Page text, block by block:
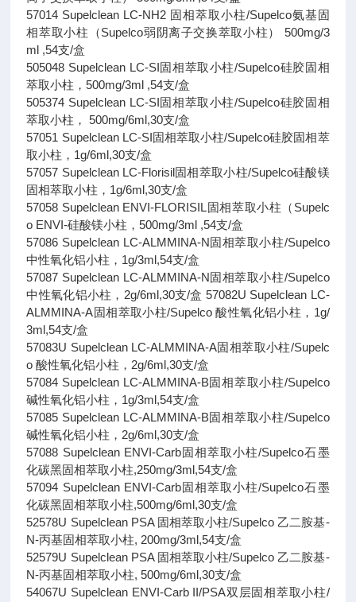
57014 Supelclean LC-NH2 固相萃取小柱/Supelco氨基固
相萃取小柱（Supelco弱阴离子交换萃取小柱） 500mg/3
ml ,54支/盒
505048 Supelclean LC-SI固相萃取小柱/Supelco硅胶固相
萃取小柱，500mg/3ml ,54支/盒
505374 Supelclean LC-SI固相萃取小柱/Supelco硅胶固相
萃取小柱， 500mg/6ml,30支/盒
57051 Supelclean LC-SI固相萃取小柱/Supelco硅胶固相萃
取小柱，1g/6ml,30支/盒
57057 Supelclean LC-Florisil固相萃取小柱/Supelco硅酸镁
固相萃取小柱，1g/6ml,30支/盒
57058 Supelclean ENVI-FLORISIL固相萃取小柱（Supelc
o ENVI-硅酸镁小柱，500mg/3ml ,54支/盒
57086 Supelclean LC-ALMMINA-N固相萃取小柱/Supelco
中性氧化铝小柱，1g/3ml,54支/盒
57087 Supelclean LC-ALMMINA-N固相萃取小柱/Supelco
中性氧化铝小柱，2g/6ml,30支/盒 57082U Supelclean LC-
ALMMINA-A固相萃取小柱/Supelco 酸性氧化铝小柱，1g/
3ml,54支/盒
57083U Supelclean LC-ALMMINA-A固相萃取小柱/Supelc
o 酸性氧化铝小柱，2g/6ml,30支/盒
57084 Supelclean LC-ALMMINA-B固相萃取小柱/Supelco
碱性氧化铝小柱，1g/3ml,54支/盒
57085 Supelclean LC-ALMMINA-B固相萃取小柱/Supelco
碱性氧化铝小柱，2g/6ml,30支/盒
57088 Supelclean ENVI-Carb固相萃取小柱/Supelco石墨
化碳黑固相萃取小柱,250mg/3ml,54支/盒
57094 Supelclean ENVI-Carb固相萃取小柱/Supelco石墨
化碳黑固相萃取小柱,500mg/6ml,30支/盒
52578U Supelclean PSA 固相萃取小柱/Supelco 乙二胺基-
N-丙基固相萃取小柱, 200mg/3ml,54支/盒
52579U Supelclean PSA 固相萃取小柱/Supelco 乙二胺基-
N-丙基固相萃取小柱, 500mg/6ml,30支/盒
54067U Supelclean ENVI-Carb II/PSA双层固相萃取小柱/